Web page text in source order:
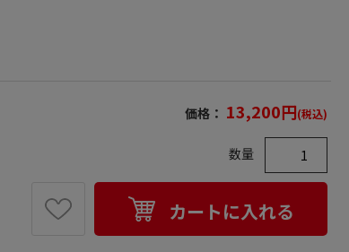
価格： 13,200円(税込)
数量
カートに入れる